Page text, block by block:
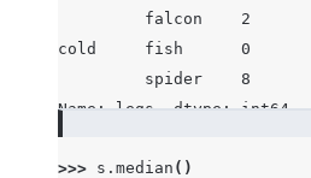
         falcon    2
cold     fish      0
         spider    8
Name: legs, dtype: int64
>>> s . median ()